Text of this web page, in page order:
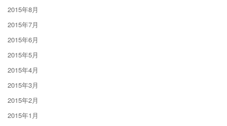
2015年8月
2015年7月
2015年6月
2015年5月
2015年4月
2015年3月
2015年2月
2015年1月